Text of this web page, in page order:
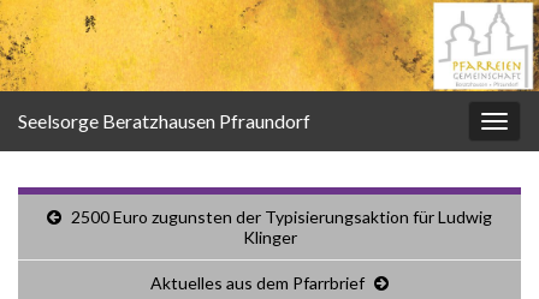
Seelsorge Beratzhausen Pfraundorf
2500 Euro zugunsten der Typisierungsaktion für Ludwig
Klinger
Aktuelles aus dem Pfarrbrief